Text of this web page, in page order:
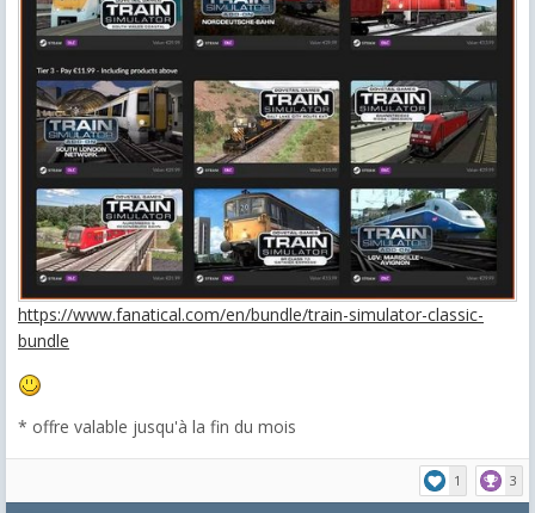
https://www.fanatical.com/en/bundle/train-simulator-classic-
bundle
* offre valable jusqu'à la fin du mois
1 3